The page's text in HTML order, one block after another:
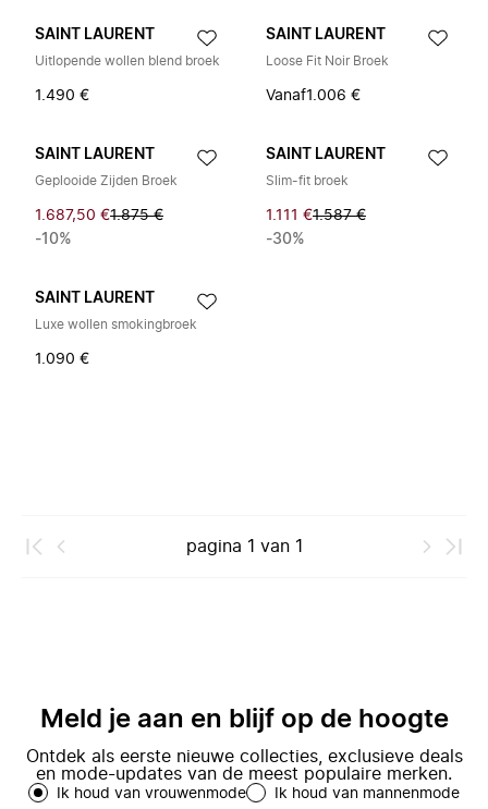
SAINT LAURENT
Uitlopende wollen blend broek
1.490 €
SAINT LAURENT
Loose Fit Noir Broek
Vanaf1.006 €
SAINT LAURENT
Geplooide Zijden Broek
1.687,50 €1.875 €
-10%
SAINT LAURENT
Slim-fit broek
1.111 €1.587 €
-30%
SAINT LAURENT
Luxe wollen smokingbroek
1.090 €
pagina 1 van 1
Meld je aan en blijf op de hoogte
Ontdek als eerste nieuwe collecties, exclusieve deals
en mode-updates van de meest populaire merken.
Ik houd van vrouwenmode Ik houd van mannenmode